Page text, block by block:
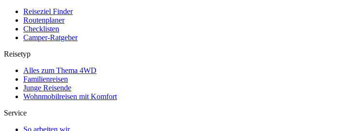
Reiseziel Finder
Routenplaner
Checklisten
Camper-Ratgeber
Reisetyp
Alles zum Thema 4WD
Familienreisen
Junge Reisende
Wohnmobilreisen mit Komfort
Service